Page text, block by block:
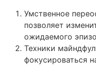
Умственное
позволяет
ожидаемого
Техники
фокусироваться